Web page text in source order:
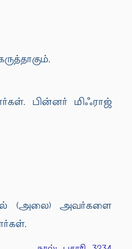
பின்னர் மிஃராஜ்
(அலை) அவர்களை